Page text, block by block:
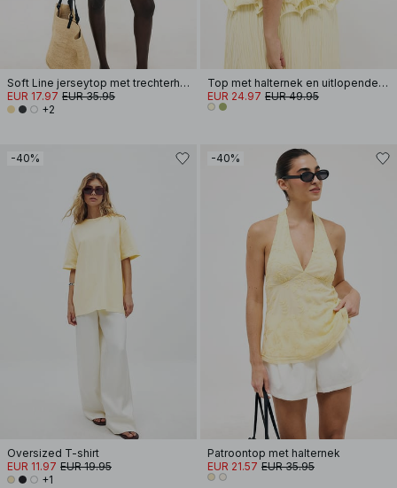
Soft Line jerseytop met trechterhals
EUR 17.97 EUR 35.95
+2
Top met halternek en uitlopende zoom
EUR 24.97 EUR 49.95
-40%
Oversized T-shirt
EUR 11.97 EUR 19.95
+1
-40%
Patroontop met halternek
EUR 21.57 EUR 35.95